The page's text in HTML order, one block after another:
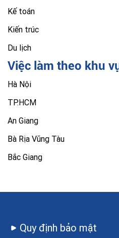
Kế toán
Kiến trúc
Du lịch
Việc làm theo khu
Hà Nội
TP.HCM
An Giang
Bà Rịa Vũng Tàu
Bắc Giang
Quy định bảo mật